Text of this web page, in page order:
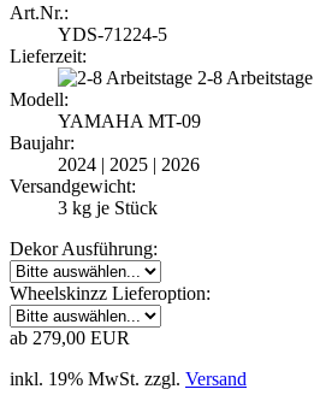
Art.Nr.:
YDS-71224-5
Lieferzeit:
2-8 Arbeitstage
Modell:
YAMAHA MT-09
Baujahr:
2024 | 2025 | 2026
Versandgewicht:
3 kg je Stück
Dekor Ausführung:
Wheelskinzz Lieferoption:
ab 279,00 EUR
inkl. 19% MwSt. zzgl. Versand